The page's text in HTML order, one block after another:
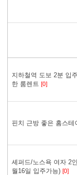
지하철역 도보 2분 입
한 룸렌트 [0]
핀치 근방 좋은 홈스테
셰퍼드/노스욕 여자 2
월16일 입주가능) [0]